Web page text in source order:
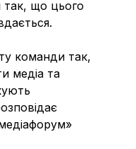
так, що цього
команди так,
медіа та